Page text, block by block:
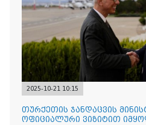
2025-10-21 10:15
თურქეთის ჯანდაცვის
ოფიციალური ვიზიტით